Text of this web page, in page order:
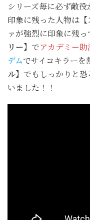
シリーズ毎に必ず敵
印象に残った人物は
ァが強烈に印象に残
リー】 でアカデミー
デムでサイコキラーを
ル】 でもしっかりと
いました！！